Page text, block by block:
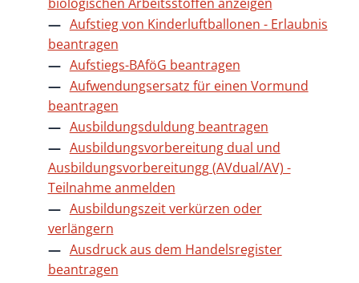
Aufstieg von Kinderluftballonen - Erlaubnis
beantragen
Aufstiegs-BAföG beantragen
Aufwendungsersatz für einen Vormund
beantragen
Ausbildungsduldung beantragen
Ausbildungsvorbereitung dual und
Ausbildungsvorbereitungg (AVdual/AV) -
Teilnahme anmelden
Ausbildungszeit verkürzen oder
verlängern
Ausdruck aus dem Handelsregister
beantragen